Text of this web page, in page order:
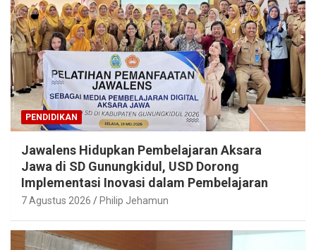
PENDIDIKAN
Jawalens Hidupkan Pembelajaran Aksara
Jawa di SD Gunungkidul, USD Dorong
Implementasi Inovasi dalam Pembelajaran
7 Agustus 2026 Philip Jehamun